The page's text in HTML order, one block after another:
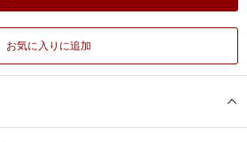
お気に入りに追加